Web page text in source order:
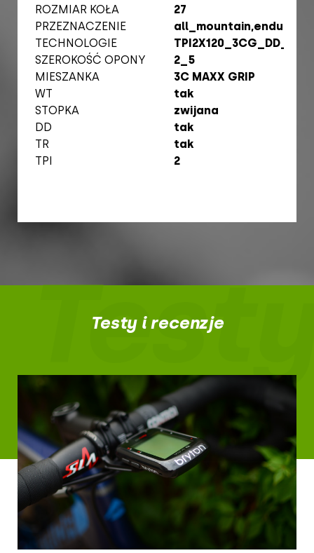
ROZMIAR KOŁA
27
PRZEZNACZENIE
TECHNOLOGIE
SZEROKOŚĆ OPONY
2_5
MIESZANKA
3C MAXX GRIP
WT
tak
STOPKA
zwijana
DD
tak
TR
tak
TPI
2
Testy
Testy i recenzje